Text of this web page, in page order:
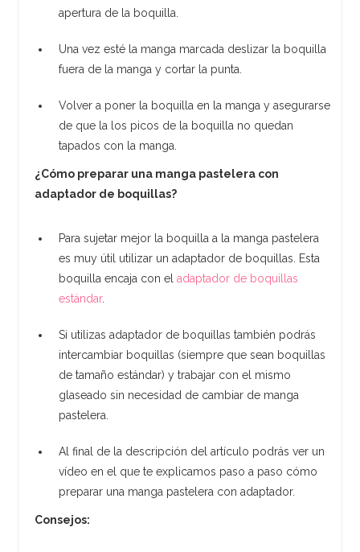
apertura de la boquilla.
Una vez esté la manga marcada deslizar la boquilla
fuera de la manga y cortar la punta.
Volver a poner la boquilla en la manga y asegurarse
de que la los picos de la boquilla no quedan
tapados con la manga.
¿Cómo preparar una manga pastelera con
adaptador de boquillas?
Para sujetar mejor la boquilla a la manga pastelera
es muy útil utilizar un adaptador de boquillas. Esta
boquilla encaja con eladaptador de boquillas
estándar.
Si utilizas adaptador de boquillas también podrás
intercambiar boquillas (siempre que sean boquillas
de tamaño estándar) y trabajar con el mismo
glaseado sin necesidad de cambiar de manga
pastelera.
Al final de la descripción del artículo podrás ver un
vídeo en el que te explicamos paso a paso cómo
preparar una manga pastelera con adaptador.
Consejos: